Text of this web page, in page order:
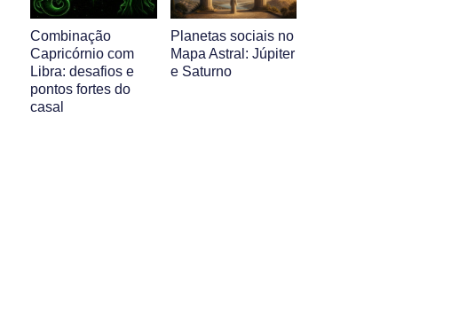
Combinação
Capricórnio com
Libra: desafios e
pontos fortes do
casal
Planetas sociais no
Mapa Astral: Júpiter
e Saturno